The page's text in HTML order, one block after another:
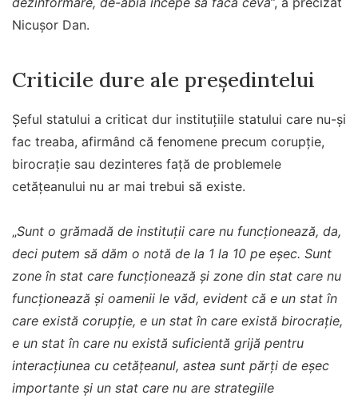
Nicușor Dan.
Criticile dure ale președintelui
Șeful statului a criticat dur instituțiile statului care nu-și
fac treaba, afirmând că fenomene precum corupție,
birocrație sau dezinteres față de problemele
cetățeanului nu ar mai trebui să existe.
„Sunt o grămadă de instituții care nu funcționează, da,
deci putem să dăm o notă de la 1 la 10 pe eșec. Sunt
zone în stat care funcționează și zone din stat care nu
funcționează și oamenii le văd, evident că e un stat în
care există corupție, e un stat în care există birocrație,
e un stat în care nu există suficientă grijă pentru
interacțiunea cu cetățeanul, astea sunt părți de eșec
importante și un stat care nu are strategiile